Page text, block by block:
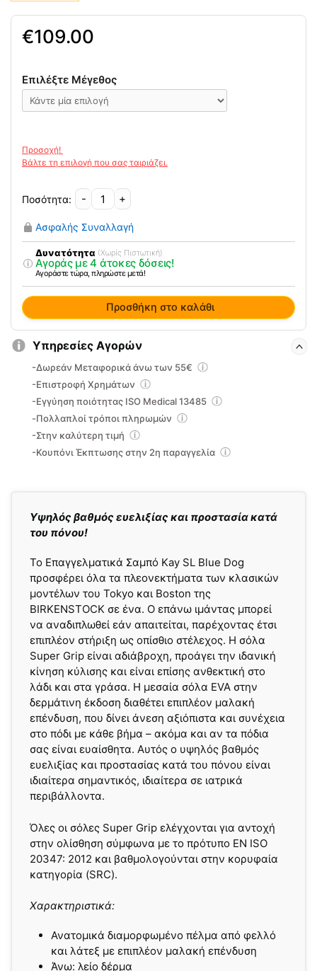
Yψηλός βαθμός ευελιξίας και προστασία κατά
του πόνου!
Το Επαγγελματικά Σαμπό Kay SL Blue Dog
προσφέρει όλα τα πλεονεκτήματα των κλασικών
μοντέλων του Tokyo και Boston της
BIRKENSTOCK σε ένα. Ο επάνω ιμάντας μπορεί
να αναδιπλωθεί εάν απαιτείται, παρέχοντας έτσι
επιπλέον στήριξη ως οπίσθιο στέλεχος. Η σόλα
Super Grip είναι αδιάβροχη, προάγει την ιδανική
κίνηση κύλισης και είναι επίσης ανθεκτική στο
λάδι και στα γράσα. Η μεσαία σόλα EVA στην
δερμάτινη έκδοση διαθέτει επιπλέον μαλακή
επένδυση, που δίνει άνεση αξιόπιστα και συνέχεια
στο πόδι με κάθε βήμα – ακόμα και αν τα πόδια
σας είναι ευαίσθητα. Αυτός ο υψηλός βαθμός
ευελιξίας και προστασίας κατά του πόνου είναι
ιδιαίτερα σημαντικός, ιδιαίτερα σε ιατρικά
περιβάλλοντα.
Όλες οι σόλες Super Grip ελέγχονται για αντοχή
στην ολίσθηση σύμφωνα με το πρότυπο EN ISO
20347: 2012 και βαθμολογούνται στην κορυφαία
κατηγορία (SRC).
Χαρακτηριστικά:
Ανατομικά διαμορφωμένο πέλμα από φελλό
και λάτεξ με επιπλέον μαλακή επένδυση
Άνω: λείο δέρμα
109.00
Επιλέξτε Μέγεθος
-
Επαγγελματικά
Σαμπό
Kay
Blue
Dog
Birkenstock
ποσότητα
+
Ασφαλής Συναλλαγή
Δυνατότητα (Χωρίς Πιστωτική)
Αγοράς με 4 άτοκες δόσεις!
Αγοράστε τώρα, πληρώστε μετά!
Προσθήκη στο καλάθι
Υπηρεσίες Αγορών
-Δωρεάν Μεταφορικά άνω των 55€
-Επιστροφή Χρημάτων
-Εγγύηση ποιότητας ISO Medical 13485
-Πολλαπλοί τρόποι πληρωμών
-Στην καλύτερη τιμή
-Κουπόνι Έκπτωσης στην 2η παραγγελία